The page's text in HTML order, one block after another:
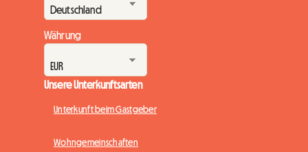
Währung
Unsere Unterkunftsarten
Unterkunft beim Gastgeber
Wohngemeinschaften